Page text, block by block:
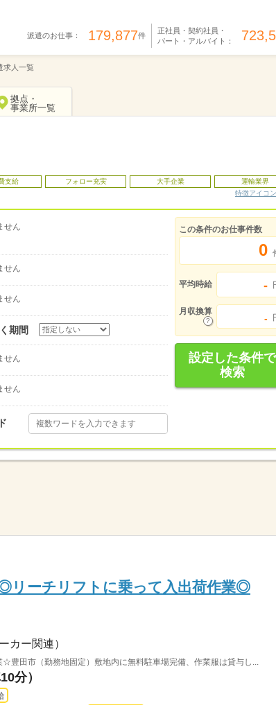
派遣のお仕事： 179,877件
正社員・契約社員・
パート・アルバイト：
求人一覧
拠点・
事業所一覧
支給 フォロー充実 大手企業
運輸業界
特徴アイコ
せん
せん
せん
期間
せん
せん
この条件のお仕事件数
0
平均時給 -
月収換算
-
設定した条件で
検索
◎リーチリフトに乗って入出荷作業◎
カー関連）
田市（勤務地固定）敷地内に無料駐車場完備、作業服は貸与し...
分）